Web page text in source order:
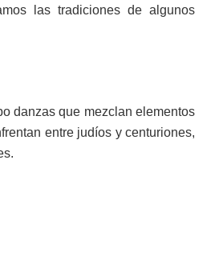
las tradiciones de algunos
danzas que mezclan elementos
entre judíos y centuriones,